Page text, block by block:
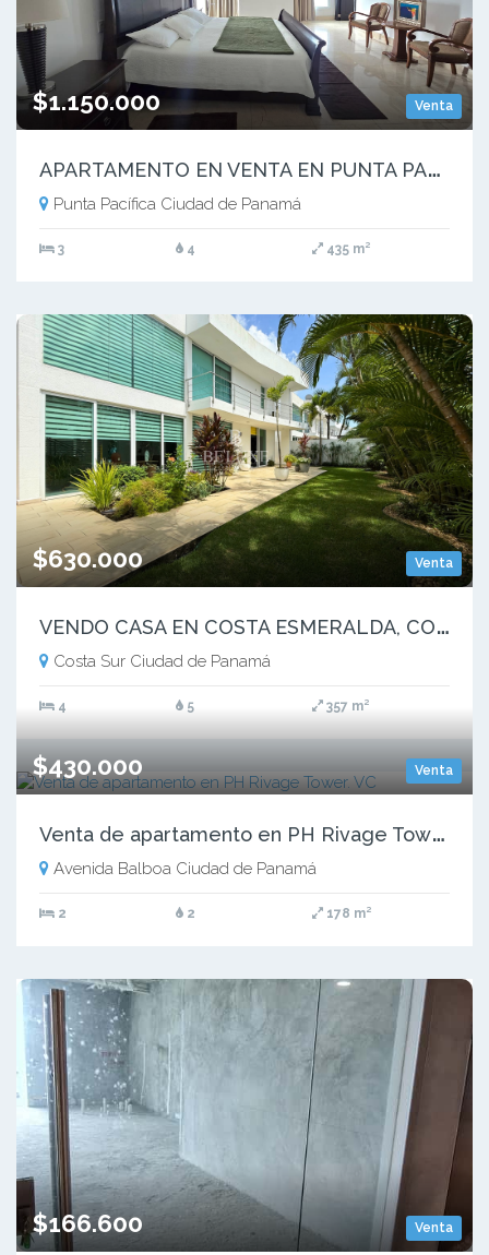
Venta
$1.150.000
A
PARTAMENTO EN VENTA EN PUNTA PACIFICA PANAMA PH VENETIAN WA
Punta Pacífica Ciudad de Panamá
3 4 435 m²
Venta
$630.000
V
ENDO CASA EN COSTA ESMERALDA, COSTA SUR (19)
Costa Sur Ciudad de Panamá
4 5 357 m²
Venta
$430.000
V
enta de apartamento en PH Rivage Tower. VC
Avenida Balboa Ciudad de Panamá
2 2 178 m²
Venta
$166.600